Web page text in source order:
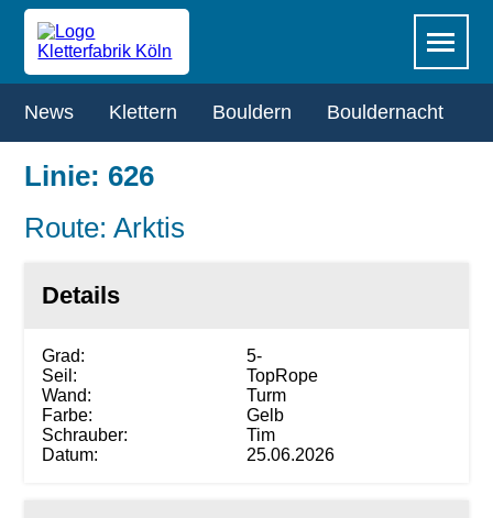
Zum
Hauptinhalt
springen
überspringen
News Klettern Bouldern Bouldernacht
Linie: 626
Route: Arktis
Details
Grad:
5-
Seil:
TopRope
Wand:
Turm
Farbe:
Gelb
Schrauber:
Tim
Datum:
25.06.2026